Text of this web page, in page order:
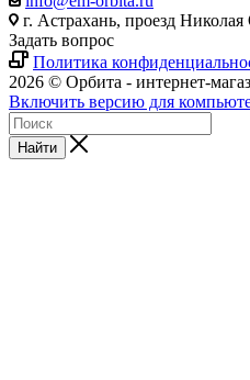
г. Астрахань, проезд Николая
Задать вопрос
Политика
2026 © Орбита - интернет-
Включить версию для
Найти